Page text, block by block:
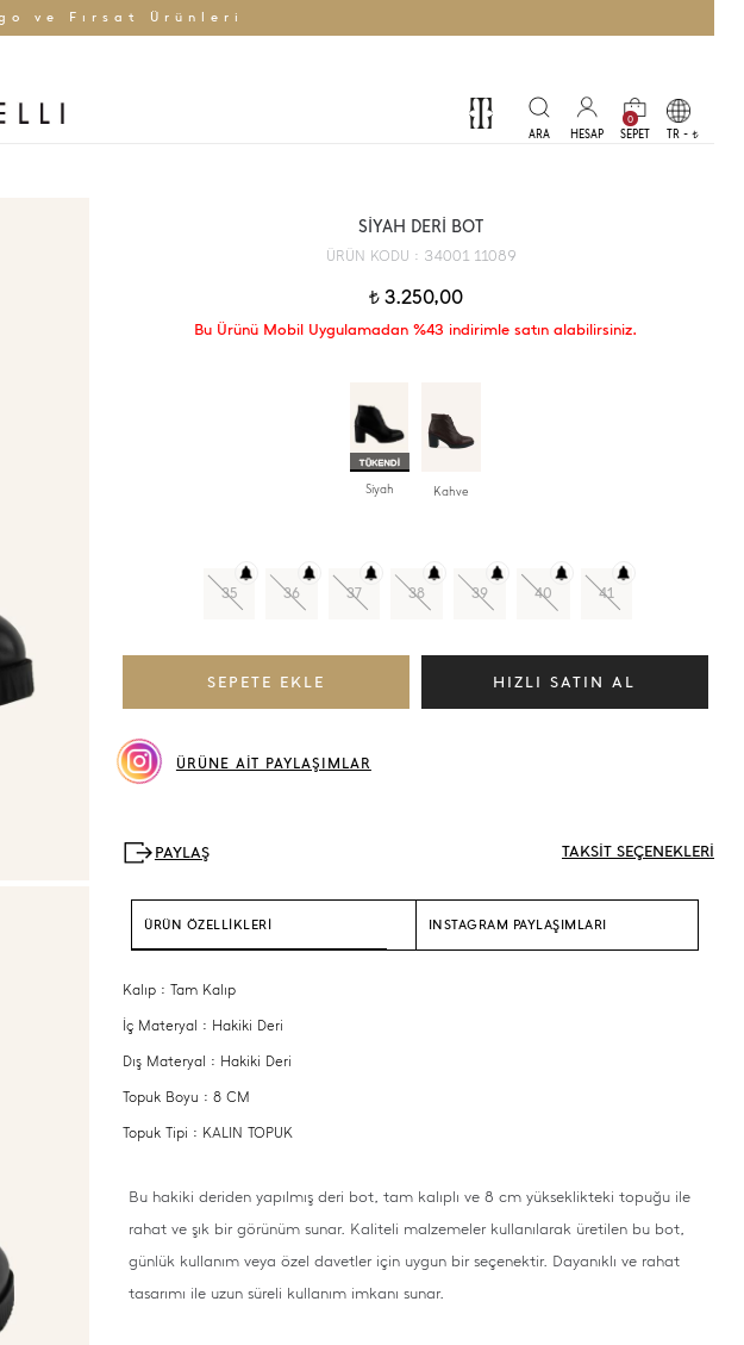
ve Fırsat Ürünleri
0
TR - t
SİYAH DERİ BOT
ÜRÜN KODU : 34001 11089
t3.250,00
Bu Ürünü Mobil Uygulamadan %43 indirimle satın alabilirsiniz.
Siyah Kahve
35 36 37 38 39 40 41
ÜRÜNE AİT PAYLAŞIMLAR
TAKSİT SEÇENEKLERİ
ÜRÜN ÖZELLİKLERİ INSTAGRAM PAYLAŞIMLARI
Kalıp : Tam Kalıp
İç Materyal : Hakiki Deri
Dış Materyal : Hakiki Deri
Topuk Boyu : 8 CM
Topuk Tipi : KALIN TOPUK
Bu hakiki deriden yapılmış deri bot, tam kalıplı ve 8 cm yükseklikteki topuğu ile
rahat ve şık bir görünüm sunar. Kaliteli malzemeler kullanılarak üretilen bu bot,
günlük kullanım veya özel davetler için uygun bir seçenektir. Dayanıklı ve rahat
tasarımı ile uzun süreli kullanım imkanı sunar.